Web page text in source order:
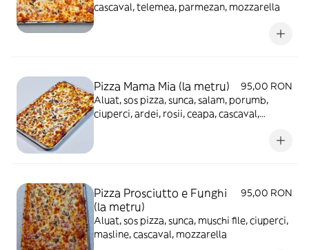
cascaval, telemea, parmezan, mozzarella
Pizza Mama Mia (la metru)
95,00 RON
Aluat, sos pizza, sunca, salam, porumb,
ciuperci, ardei, rosii, ceapa, cascaval,
Pizza Prosciutto e Funghi
(la metru)
95,00 RON
Aluat, sos pizza, sunca, muschi file, ciuperci,
masline, cascaval, mozzarella